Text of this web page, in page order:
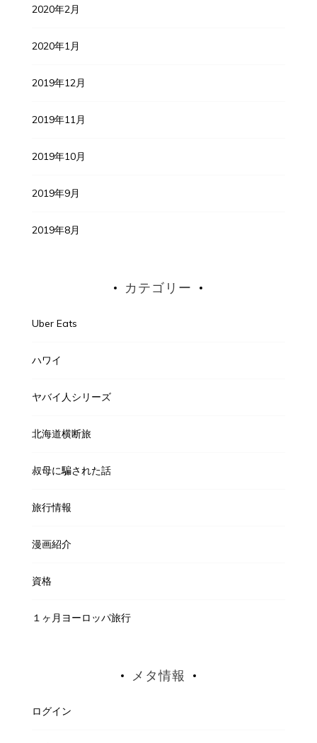
2020年2月
2020年1月
2019年12月
2019年11月
2019年10月
2019年9月
2019年8月
カテゴリー
Uber Eats
ハワイ
ヤバイ人シリーズ
北海道横断旅
叔母に騙された話
旅行情報
漫画紹介
資格
１ヶ月ヨーロッパ旅行
メタ情報
ログイン